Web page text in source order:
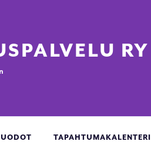
RY
TAPAHTUMAKALENTERI